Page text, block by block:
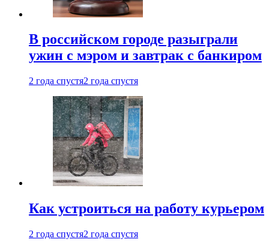
В российском городе разыграли
ужин с мэром и завтрак с банкиром
2 года спустя2 года спустя
Как устроиться на работу курьером
2 года спустя2 года спустя